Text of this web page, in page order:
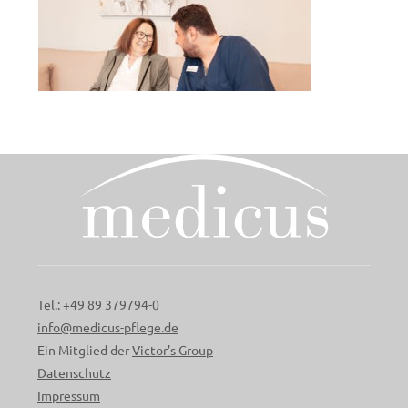
Tel.: +49 89 379794-0
info@medicus-pflege.de
Ein Mitglied derVictor’s Group
Datenschutz
Impressum